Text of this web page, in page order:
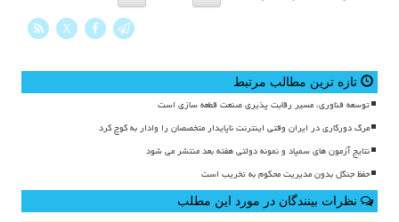
X
تازه ترین مطالب مرتبط
توسعه فناوری، مسیر رقابت پذیری صنعت قطعه سازی است
مرگ دورکاری در ایران وقتی اینترنت ناپایدار متخصصان را وادار به کوچ کرد
نتایج آزمون های سمپاد و نمونه دولتی هفته بعد منتشر می شود
حفظ جنگل بدون مدیریت محکوم به تخریب است
نظرات بینندگان در مورد این مطلب